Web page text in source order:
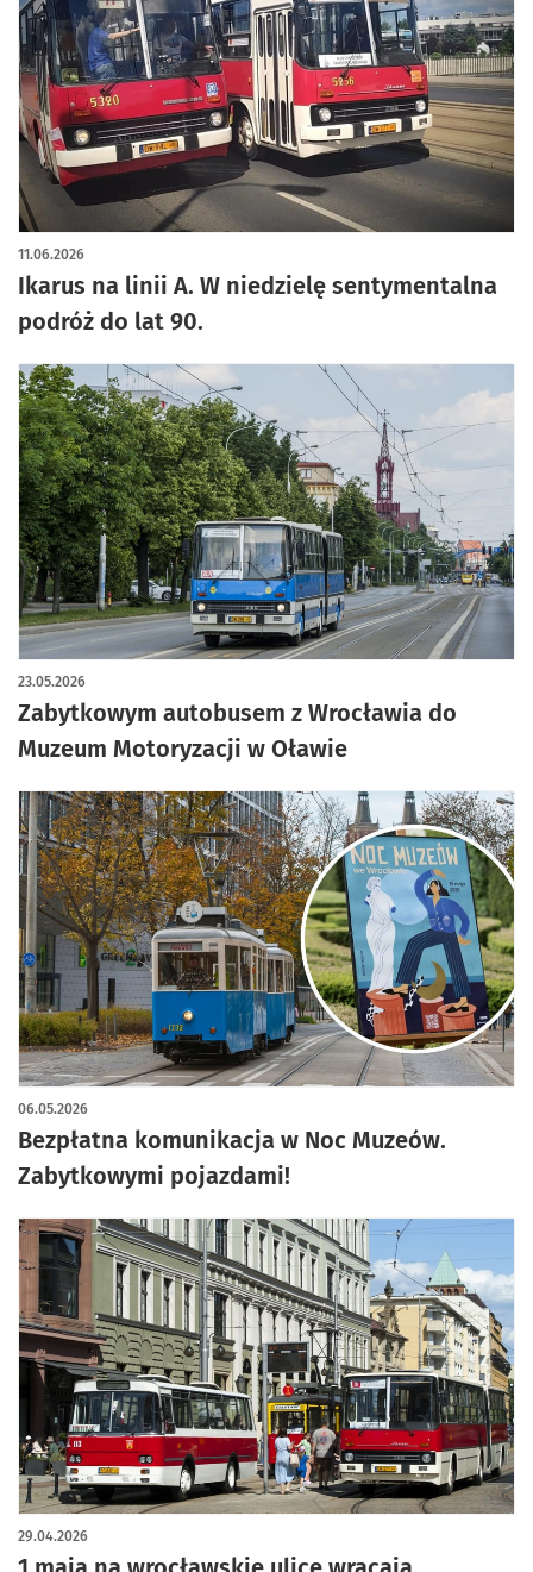
Ikarus na linii A. W niedzielę sentymentalna
podróż do lat 90.
11.06.2026
artykuł z galerią zdjęć
Zabytkowym autobusem z Wrocławia do
Muzeum Motoryzacji w Oławie
23.05.2026
Bezpłatna komunikacja w Noc Muzeów.
Zabytkowymi pojazdami!
06.05.2026
29.04.2026